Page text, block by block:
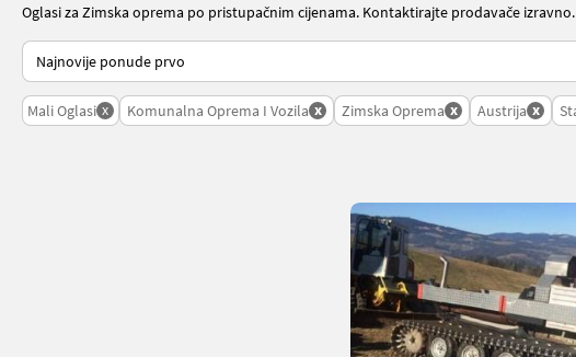
Oglasi za Zimska oprema po pristupačnim cijenama. Kontaktirajte prodavače izravno.
Tako se sortira na Landwirt.com
Mali Oglasi x Komunalna Oprema I Vozila x Zimska Oprema x Austrija x